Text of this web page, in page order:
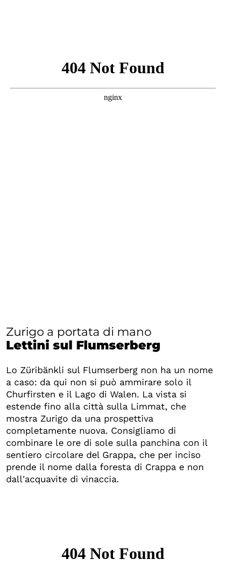
Zurigo a portata di mano
Lettini sul Flumserberg
Lo Züribänkli sul Flumserberg non ha un nome
a caso: da qui non si può ammirare solo il
Churfirsten e il Lago di Walen. La vista si
estende fino alla città sulla Limmat, che
mostra Zurigo da una prospettiva
completamente nuova. Consigliamo di
combinare le ore di sole sulla panchina con il
sentiero circolare del Grappa, che per inciso
prende il nome dalla foresta di Crappa e non
dall'acquavite di vinaccia.